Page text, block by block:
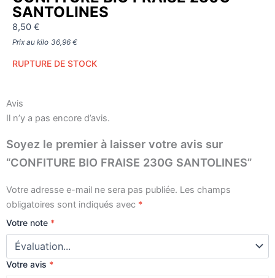
SANTOLINES
8,50 €
Prix au kilo 36,96 €
RUPTURE DE STOCK
Avis
Il n’y a pas encore d’avis.
Soyez le premier à laisser votre avis sur
“CONFITURE BIO FRAISE 230G SANTOLINES”
Votre adresse e-mail ne sera pas publiée. Les champs
obligatoires sont indiqués avec *
Votre note *
Votre avis *